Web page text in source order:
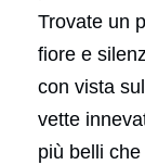
Trovate un
fiore e
con vista
vette
più belli